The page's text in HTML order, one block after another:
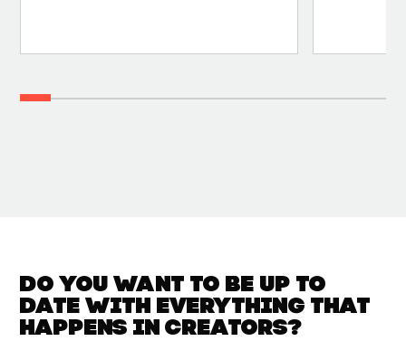
Do you want to be up to
date witheverything that
happens inCreators?